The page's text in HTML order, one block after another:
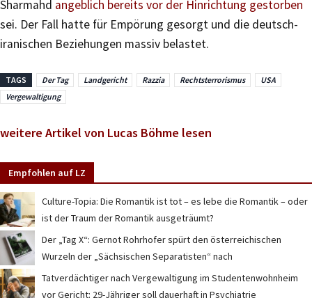
Sharmahd angeblich bereits vor der Hinrichtung gestorben
sei. Der Fall hatte für Empörung gesorgt und die deutsch-
iranischen Beziehungen massiv belastet.
TAGS Der Tag Landgericht Razzia Rechtsterrorismus
USA
Vergewaltigung
weitere Artikel von Lucas Böhme lesen
Empfohlen auf LZ
Culture-Topia: Die Romantik ist tot – es lebe die Romantik – oder
ist der Traum der Romantik ausgeträumt?
Der „Tag X“: Gernot Rohrhofer spürt den österreichischen
Wurzeln der „Sächsischen Separatisten“ nach
Tatverdächtiger nach Vergewaltigung im Studentenwohnheim
vor Gericht: 29-Jähriger soll dauerhaft in Psychiatrie